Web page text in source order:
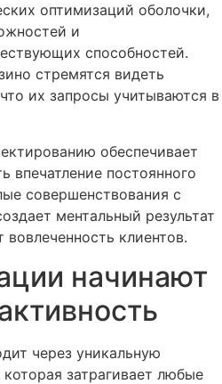
оптимизаций оболочки,
и
способностей.
стремятся видеть
их запросы учитываются в
обеспечивает
впечатление постоянного
совершенствования с
ментальный результат
вовлеченность клиентов.
начинают
через уникальную
затрагивает любые